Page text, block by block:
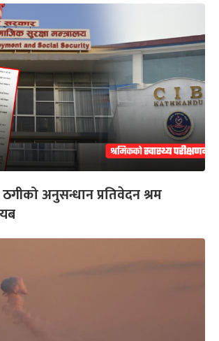
ठगीको अनुसन्धान प्रतिवेदन श्रम